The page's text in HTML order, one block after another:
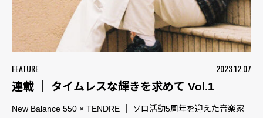
FEATURE
2023.12.07
連載 ｜ タイムレスな輝きを求めて Vol.1
New Balance 550 × TENDRE ｜ ソロ活動5周年を迎えた音楽家